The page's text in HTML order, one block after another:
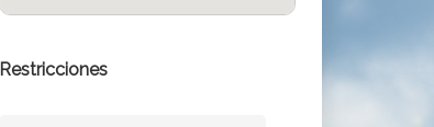
Restricciones